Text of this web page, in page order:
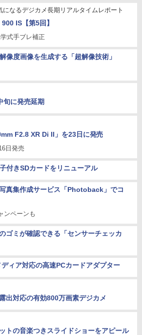
になるデジカメ長期リアルタイムレポート
IS【第5回】
式手ブレ補正
像度画像を生成する「超解像技術」
旬に発売延期
F2.8 XR Di II」を23日に発売
日発売
付きSDカードをリニューアル
真集作成サービス「Photoback」でコ
ンペーンも
ゴミが確認できる「センサーチェッカ
ィア対応の高速PCカードアダプター
出対応の有効800万画素デジカメ
トの音楽つきスライドショーをアピール